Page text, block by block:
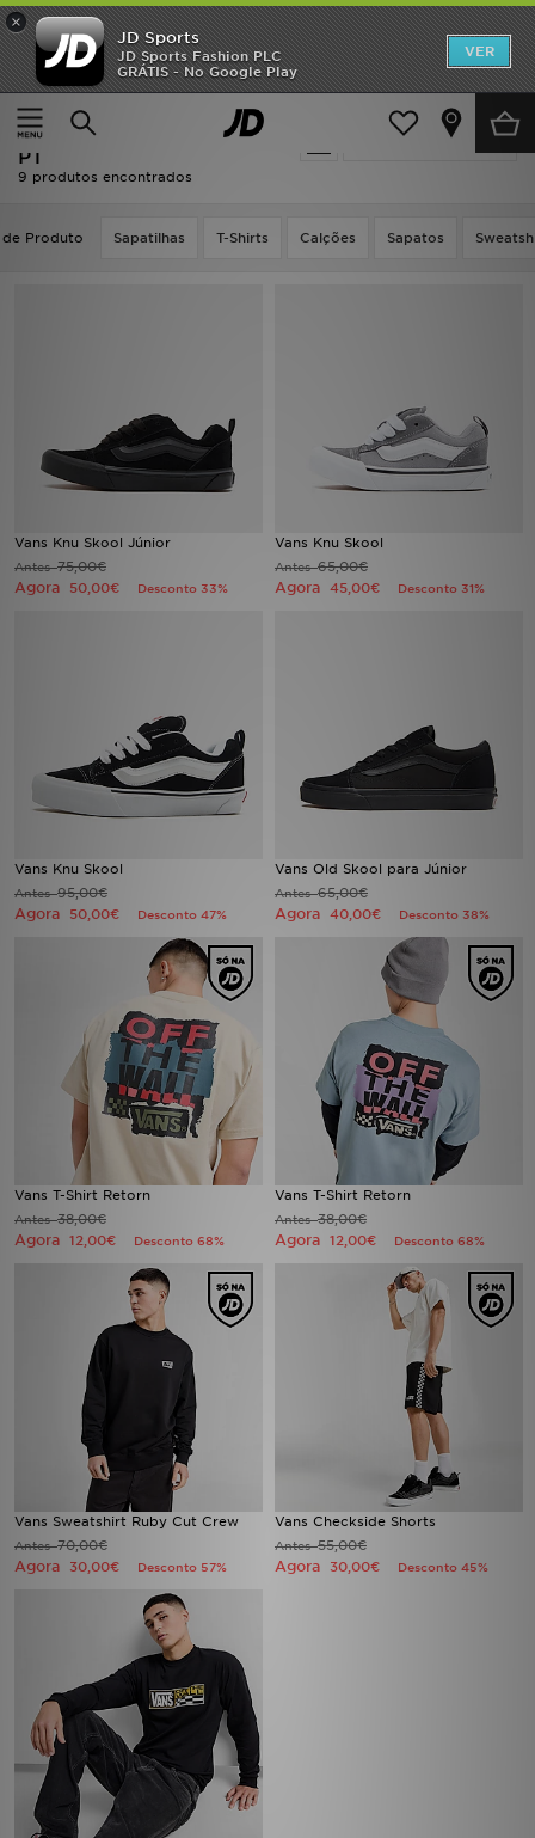
×
JD Sports
JD Sports Fashion PLC
GRÁTIS - No Google Play
VER
Página principal
Oferta | Vans Black Friday PT
Actualizar a pesquisa
Oferta | Vans Black Friday
PT
9 produtos encontrados
Produto Sapatilhas T-Shirts Calções Sapatos
Vans Knu Skool Júnior
Antes75,00€
Agora 50,00€ Desconto 33%
Vans Knu Skool
Antes65,00€
Agora 45,00€ Desconto 31%
Vans Knu Skool
Antes95,00€
Agora 50,00€ Desconto 47%
Vans Old Skool para Júnior
Antes65,00€
Agora 40,00€ Desconto 38%
Vans T-Shirt Retorn
Antes38,00€
Agora 12,00€ Desconto 68%
Vans T-Shirt Retorn
Antes38,00€
Agora 12,00€ Desconto 68%
Vans Sweatshirt Ruby Cut Crew
Antes70,00€
Agora 30,00€ Desconto 57%
Vans Checkside Shorts
Antes55,00€
Agora 30,00€ Desconto 45%
INÍCIO
Promoções
NOVIDADES
FUTEBOL JD
VER MARCAS
LOCALIZADOR DE LOJAS
SUBSCREVE
ESTADO DO TEU PEDIDO
ATENÇÃO AO CLIENTE
FAZ DOWNLOAD DA APP
TRABALHA CONNOSCO
FAQs